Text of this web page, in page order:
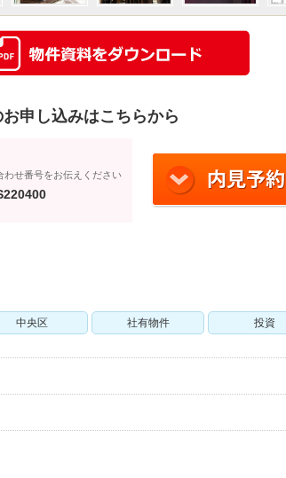
申し込みはこちらから
わせ番号をお伝えください
中央区 社有物件 投資